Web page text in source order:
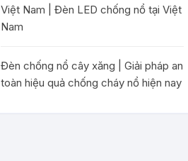
Việt Nam | Đèn LED chống nổ tại Việt
Nam
Đèn chống nổ cây xăng | Giải pháp an
toàn hiệu quả chống cháy nổ hiện nay